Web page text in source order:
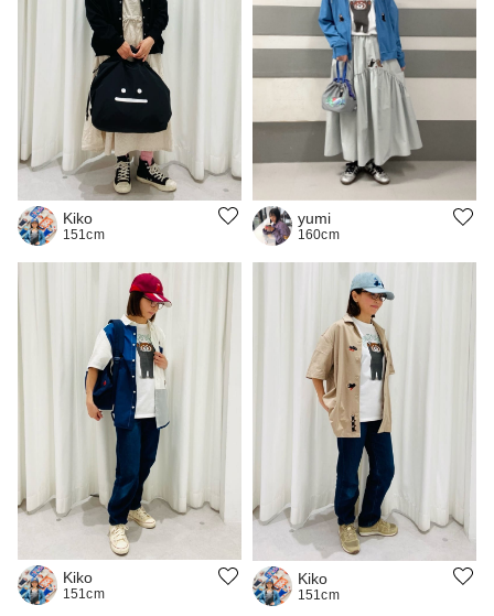
Kiko
151cm
yumi
160cm
Kiko
151cm
Kiko
151cm